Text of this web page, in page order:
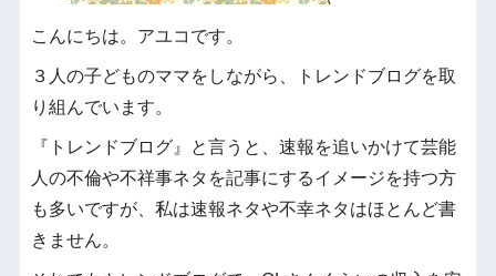
こんにちは。アユコです。
３人の子どものママをしながら、トレンドブログを取
り組んでいます。
『トレンドブログ』と言うと、速報を追いかけて芸能
人の不倫や不祥事ネタを記事にするイメージを持つ方
も多いですが、私は速報ネタや不幸ネタはほとんど書
きません。